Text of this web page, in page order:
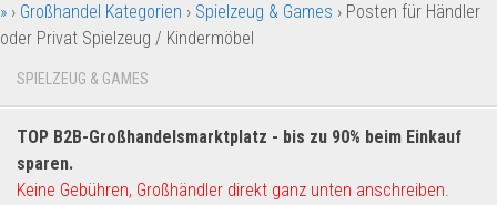
Garten & Werkzeug
Geschäft, Büro & Schreibwaren
Geschenkartikel
Handy und Smartphone
Kosmetik & Pflege
» › Großhandel Kategorien › Spielzeug & Games › Posten für Händler
oder Privat Spielzeug / Kindermöbel
SPIELZEUG & GAMES
TOP B2B-Großhandelsmarktplatz - bis zu 90% beim Einkauf
sparen.
Keine Gebühren, Großhändler direkt ganz unten anschreiben.